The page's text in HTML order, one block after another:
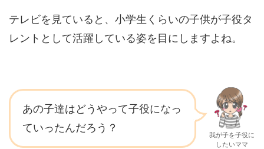
テレビを見ていると、小学生くらいの子供が子役タ
レントとして活躍している姿を目にしますよね。
あの子達はどうやって子役になっ
ていったんだろう？
我が子を子役に
したいママ